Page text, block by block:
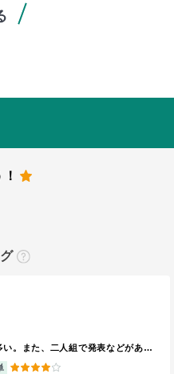
？
グループワークが多い。また、二人組で発表などがあります。
4